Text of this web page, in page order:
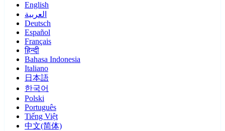
English
العربية
Deutsch
Español
Français
हिन्दी
Bahasa Indonesia
Italiano
日本語
한국어
Polski
Português
Tiếng Việt
中文(简体)